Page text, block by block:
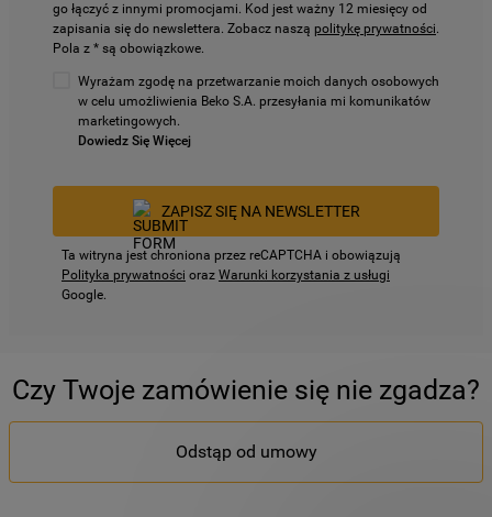
go łączyć z innymi promocjami. Kod jest ważny 12 miesięcy od
zapisania się do newslettera. Zobacz naszą politykę prywatności.
Pola z * są obowiązkowe.
Wyrażam zgodę na przetwarzanie moich danych osobowych
w celu umożliwienia Beko S.A. przesyłania mi komunikatów
marketingowych.
Dowiedz Się Więcej
ZAPISZ SIĘ NA NEWSLETTER
Ta witryna jest chroniona przez reCAPTCHA i obowiązują
Polityka prywatności oraz Warunki korzystania z usługi
Google.
Czy Twoje zamówienie się nie zgadza?
Odstąp od umowy